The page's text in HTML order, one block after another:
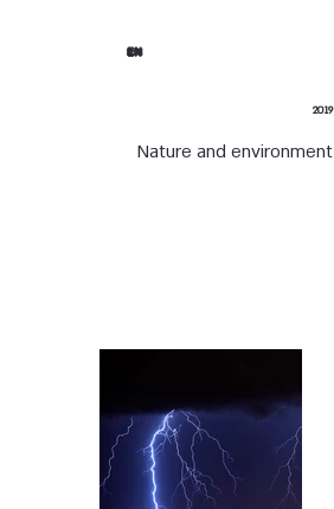
EN
2019
Nature and environment